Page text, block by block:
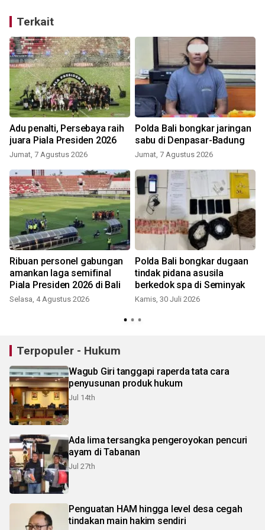
Terkait
Adu penalti, Persebaya raih
juara Piala Presiden 2026
Jumat, 7 Agustus 2026
Polda Bali bongkar jaringan
sabu di Denpasar-Badung
Jumat, 7 Agustus 2026
Ribuan personel gabungan
amankan laga semifinal
Piala Presiden 2026 di Bali
Selasa, 4 Agustus 2026
Polda Bali bongkar dugaan
tindak pidana asusila
berkedok spa di Seminyak
Kamis, 30 Juli 2026
Terpopuler - Hukum
Wagub Giri tanggapi raperda tata cara
penyusunan produk hukum
Jul 14th
Ada lima tersangka pengeroyokan pencuri
ayam di Tabanan
Jul 27th
Penguatan HAM hingga level desa cegah
tindakan main hakim sendiri